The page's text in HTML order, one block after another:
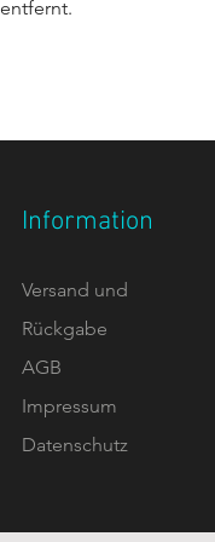
Information
Versand und
Rückgabe
AGB
Impressum
Datenschutz